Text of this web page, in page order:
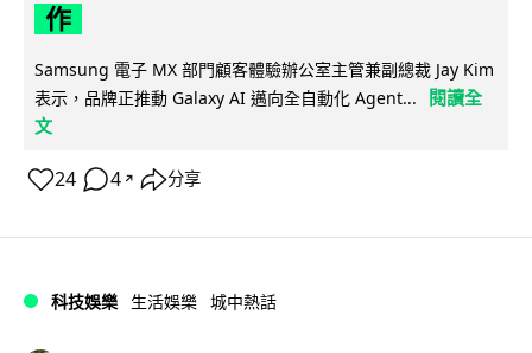
作
Samsung 電子 MX 部門顧客體驗辦公室主管兼副總裁 Jay Kim
表示，品牌正推動 Galaxy AI 邁向全自動化 Agent...
閱讀全
文
24 4 ↗ 分享
科技娛樂 生活娛樂 城中熱話